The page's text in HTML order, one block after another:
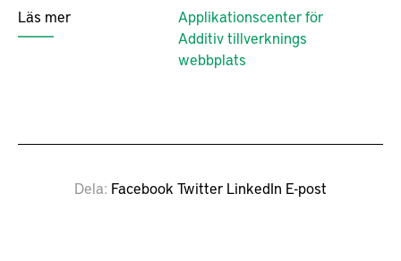
Läs mer
Applikationscenter för
Additiv tillverknings
webbplats
Dela Facebook Twitter LinkedIn E-post